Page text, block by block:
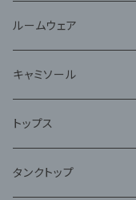
ルームウェア
キャミソール
トップス
タンクトップ